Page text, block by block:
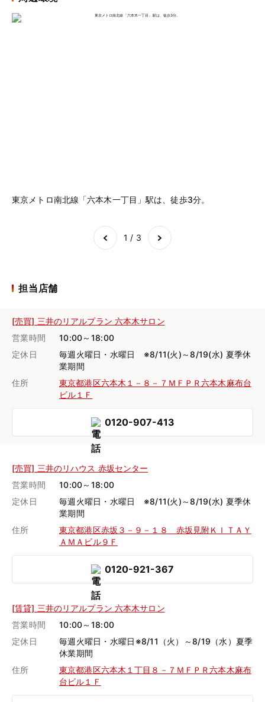
東京メトロ南北線「六本木一丁目」駅は、徒歩3分。
1 / 3
担当店舗
[売買] 三井のリアルプラン 六本木サロン
営業時間
10:00～18:00
定休日
毎週火曜日・水曜日 ※8/11(火)～8/19(水) 夏季休
業期間
住所
東京都港区六本木１－８－７ＭＦＰＲ六本木麻布台
ビル１Ｆ
0120-907-413
[売買] 三井のリハウス 赤坂センター
営業時間
10:00～18:00
定休日
毎週火曜日・水曜日 ※8/11(火)～8/19(水) 夏季休
業期間
住所
東京都港区赤坂３－９－１８ 赤坂見附ＫＩＴＡＹ
ＡＭＡビル９Ｆ
0120-921-367
[賃貸] 三井のリアルプラン 六本木サロン
営業時間
10:00～18:00
定休日
毎週火曜日・水曜日※8/11（火）～8/19（水）夏季
休業期間
住所
東京都港区六本木１丁目８－７ＭＦＰＲ六本木麻布
台ビル１Ｆ